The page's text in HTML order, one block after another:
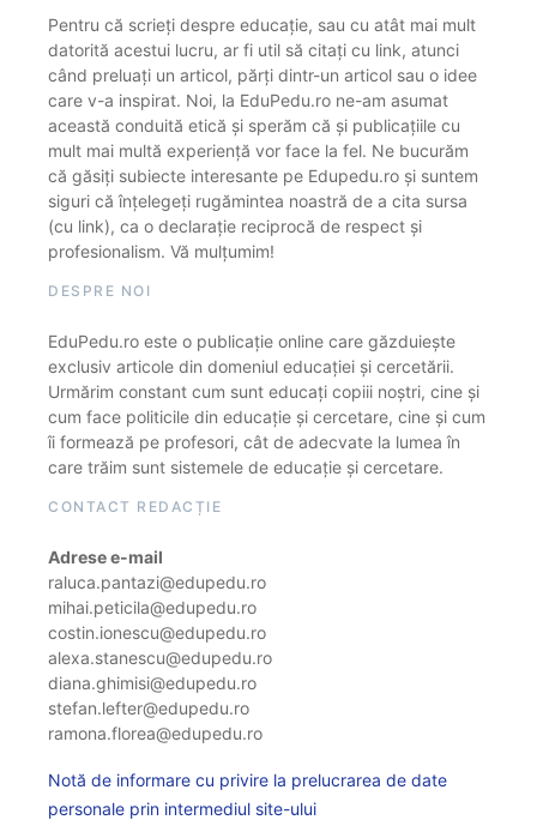
Pentru că scrieți despre educație, sau cu atât mai mult
datorită acestui lucru, ar fi util să citați cu link, atunci
când preluați un articol, părți dintr-un articol sau o idee
care v-a inspirat. Noi, la EduPedu.ro ne-am asumat
această conduită etică și sperăm că și publicațiile cu
mult mai multă experiență vor face la fel. Ne bucurăm
că găsiți subiecte interesante pe Edupedu.ro și suntem
siguri că înțelegeți rugămintea noastră de a cita sursa
(cu link), ca o declarație reciprocă de respect și
profesionalism. Vă mulțumim!
DESPRE NOI
EduPedu.ro este o publicație online care găzduiește
exclusiv articole din domeniul educației și cercetării.
Urmărim constant cum sunt educați copiii noștri, cine și
cum face politicile din educație și cercetare, cine și cum
îi formează pe profesori, cât de adecvate la lumea în
care trăim sunt sistemele de educație și cercetare.
CONTACT REDACȚIE
Adrese e-mail
raluca.pantazi@edupedu.ro
mihai.peticila@edupedu.ro
costin.ionescu@edupedu.ro
alexa.stanescu@edupedu.ro
diana.ghimisi@edupedu.ro
stefan.lefter@edupedu.ro
ramona.florea@edupedu.ro
Notă de informare cu privire la prelucrarea de date
personale prin intermediul site-ului